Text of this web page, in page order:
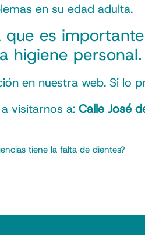
en su edad adulta.
que es
higiene personal.
en nuestra web. Si lo
visitarnos a: Calle José
tiene la falta de dientes?